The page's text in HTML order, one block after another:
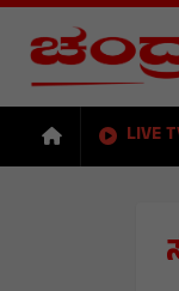
LIVE